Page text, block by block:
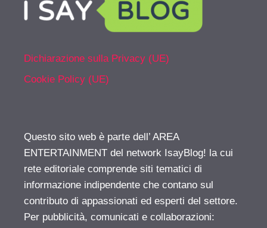
Dichiarazione sulla Privacy (UE)
Cookie Policy (UE)
Questo sito web è parte dell’ AREA
ENTERTAINMENT del network IsayBlog! la cui
rete editoriale comprende siti tematici di
informazione indipendente che contano sul
contributo di appassionati ed esperti del settore.
Per pubblicità, comunicati e collaborazioni: